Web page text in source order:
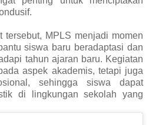
tersebut, MPLS menjadi momen
siswa baru beradaptasi dan
tahun ajaran baru. Kegiatan
aspek akademis, tetapi juga
sehingga siswa dapat
di lingkungan sekolah yang